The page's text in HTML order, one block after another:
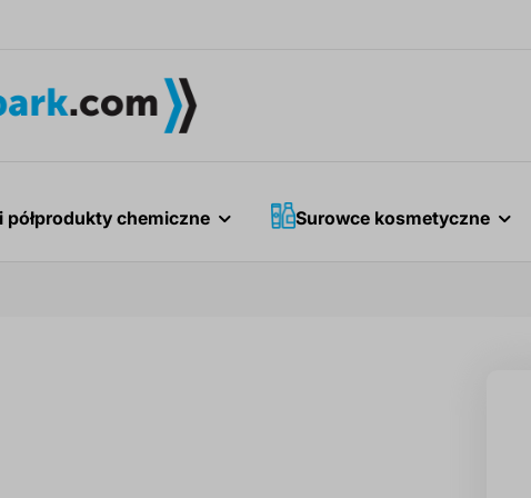
półprodukty chemiczne Surowce kosmetyczne